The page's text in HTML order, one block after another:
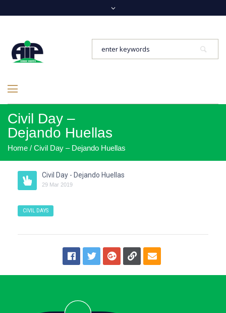
Civil Day –
Dejando Huellas
Home / Civil Day – Dejando Huellas
Civil Day - Dejando Huellas
29 Mar 2019
CIVIL DAYS